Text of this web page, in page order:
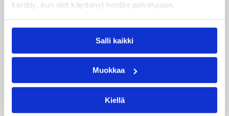
kerätty, kun olet käyttänyt heidän palvelujaan.
Salli kaikki
Muokkaa
Kiellä
Henkilöt
Ajene Moye
Antti Kanervo
Bojan Sarcevic